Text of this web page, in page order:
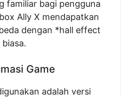
familiar bagi pengguna
Ally X mendapatkan
dengan *hall effect
Game
adalah versi